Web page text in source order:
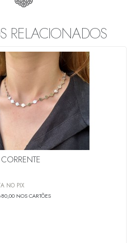
RELACIONADOS
NO PIX
NOS CARTÕES